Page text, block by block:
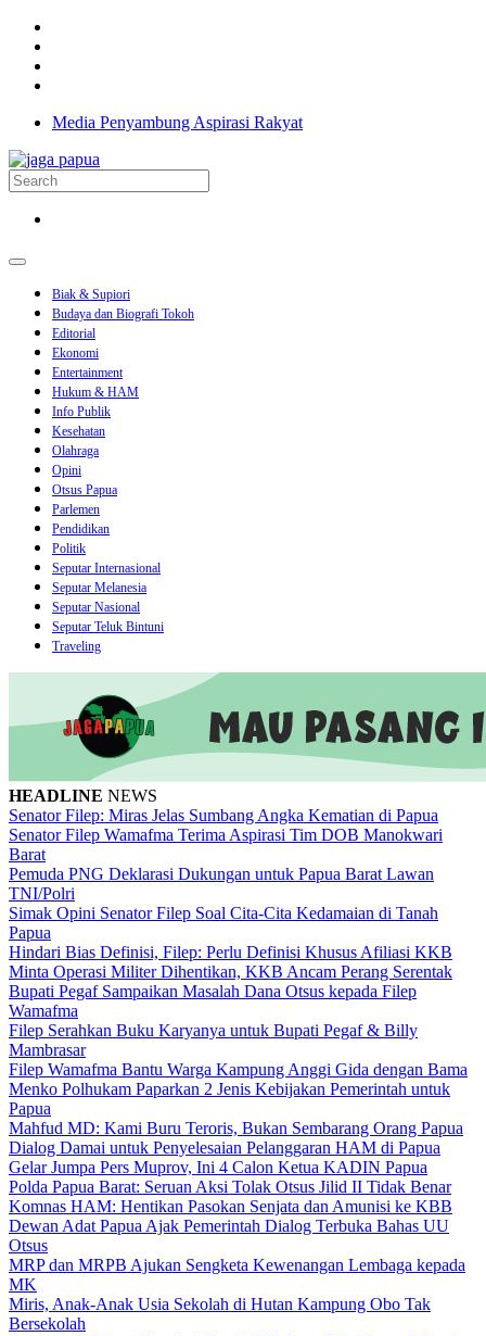
Media Penyambung Aspirasi Rakyat
Biak & Supiori
Budaya dan Biografi Tokoh
Editorial
Ekonomi
Entertainment
Hukum & HAM
Info Publik
Kesehatan
Olahraga
Opini
Otsus Papua
Parlemen
Pendidikan
Politik
Seputar Internasional
Seputar Melanesia
Seputar Nasional
Seputar Teluk Bintuni
Traveling
HEADLINE NEWS
Senator Filep: Miras Jelas Sumbang Angka Kematian di Papua
Senator Filep Wamafma Terima Aspirasi Tim DOB Manokwari
Barat
Pemuda PNG Deklarasi Dukungan untuk Papua Barat Lawan
TNI/Polri
Simak Opini Senator Filep Soal Cita-Cita Kedamaian di Tanah
Papua
Hindari Bias Definisi, Filep: Perlu Definisi Khusus Afiliasi KKB
Minta Operasi Militer Dihentikan, KKB Ancam Perang Serentak
Bupati Pegaf Sampaikan Masalah Dana Otsus kepada Filep
Wamafma
Filep Serahkan Buku Karyanya untuk Bupati Pegaf & Billy
Mambrasar
Filep Wamafma Bantu Warga Kampung Anggi Gida dengan Bama
Menko Polhukam Paparkan 2 Jenis Kebijakan Pemerintah untuk
Papua
Mahfud MD: Kami Buru Teroris, Bukan Sembarang Orang Papua
Dialog Damai untuk Penyelesaian Pelanggaran HAM di Papua
Gelar Jumpa Pers Muprov, Ini 4 Calon Ketua KADIN Papua
Polda Papua Barat: Seruan Aksi Tolak Otsus Jilid II Tidak Benar
Komnas HAM: Hentikan Pasokan Senjata dan Amunisi ke KBB
Dewan Adat Papua Ajak Pemerintah Dialog Terbuka Bahas UU
Otsus
MRP dan MRPB Ajukan Sengketa Kewenangan Lembaga kepada
MK
Miris, Anak-Anak Usia Sekolah di Hutan Kampung Obo Tak
Bersekolah